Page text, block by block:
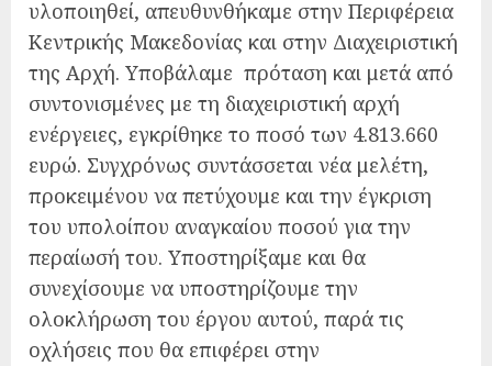
υλοποιηθεί, απευθυνθήκαμε στην Περιφέρεια
Κεντρικής Μακεδονίας και στην Διαχειριστική
της Αρχή. Υποβάλαμε πρόταση και μετά από
συντονισμένες με τη διαχειριστική αρχή
ενέργειες, εγκρίθηκε το ποσό των 4.813.660
ευρώ. Συγχρόνως συντάσσεται νέα μελέτη,
προκειμένου να πετύχουμε και την έγκριση
του υπολοίπου αναγκαίου ποσού για την
περαίωσή του. Υποστηρίξαμε και θα
συνεχίσουμε να υποστηρίζουμε την
ολοκλήρωση του έργου αυτού, παρά τις
οχλήσεις που θα επιφέρει στην